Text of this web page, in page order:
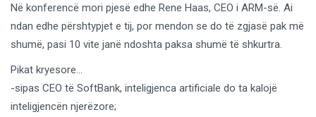
Në konferencë mori pjesë edhe Rene Haas, CEO i ARM-së. Ai
ndan edhe përshtypjet e tij, por mendon se do të zgjasë pak më
shumë, pasi 10 vite janë ndoshta paksa shumë të shkurtra.
Pikat kryesore…
-sipas CEO të SoftBank, inteligjenca artificiale do ta kalojë
inteligjencën njerëzore;